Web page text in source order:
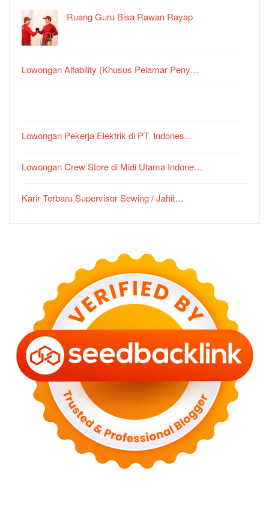
Ruang Guru Bisa Rawan Rayap
Lowongan Alfability (Khusus Pelamar Peny…
Lowongan Pekerja Elektrik di PT. Indones…
Lowongan Crew Store di Midi Utama Indone…
Karir Terbaru Supervisor Sewing / Jahit…